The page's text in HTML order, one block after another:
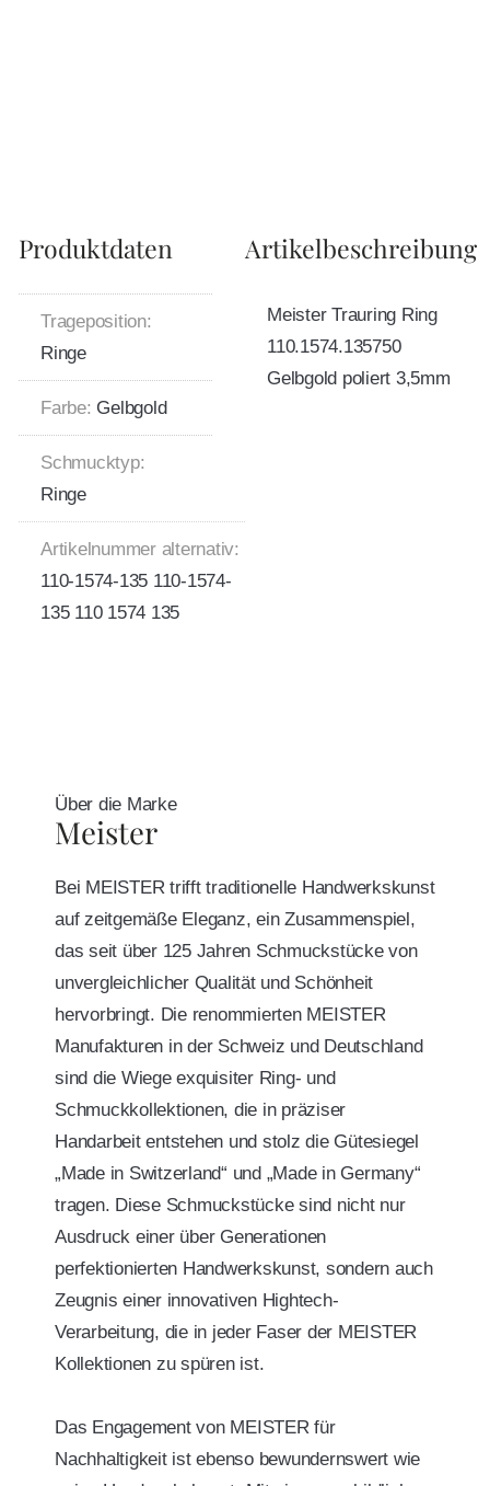
Produktdaten
Trageposition:
Ringe
Farbe: Gelbgold
Schmucktyp:
Ringe
Artikelnummer alternativ:
110-1574-135 110-1574-
135 110 1574 135
Artikelbeschreibung
Meister Trauring Ring
110.1574.135750
Gelbgold poliert 3,5mm
Über die Marke
Meister
Bei MEISTER trifft traditionelle Handwerkskunst
auf zeitgemäße Eleganz, ein Zusammenspiel,
das seit über 125 Jahren Schmuckstücke von
unvergleichlicher Qualität und Schönheit
hervorbringt. Die renommierten MEISTER
Manufakturen in der Schweiz und Deutschland
sind die Wiege exquisiter Ring- und
Schmuckkollektionen, die in präziser
Handarbeit entstehen und stolz die Gütesiegel
„Made in Switzerland“ und „Made in Germany“
tragen. Diese Schmuckstücke sind nicht nur
Ausdruck einer über Generationen
perfektionierten Handwerkskunst, sondern auch
Zeugnis einer innovativen Hightech-
Verarbeitung, die in jeder Faser der MEISTER
Kollektionen zu spüren ist.
Das Engagement von MEISTER für
Nachhaltigkeit ist ebenso bewundernswert wie